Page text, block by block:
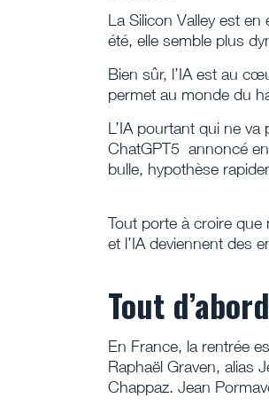
La Silicon Valley est
été, elle semble plus
Bien sûr, l’IA est au
permet au monde du
L’IA pourtant qui ne
ChatGPT5 annoncé
bulle, hypothèse
Tout porte à croire que
et l’IA deviennent des
Tout
En France, la rentrée
Raphaël Graven, alias
Chappaz. Jean